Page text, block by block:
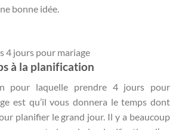
bonne idée.
à la planification
pour laquelle prendre 4 jours pour
est qu’il vous donnera le temps dont
planifier le grand jour. Il y a beaucoup